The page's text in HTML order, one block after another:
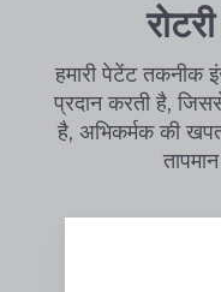
हमारी पेटेंट तकनीक
प्रदान करती है,
है, अभिकर्मक की